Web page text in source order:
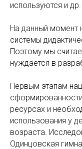
используются и др.
На данный момент
системы
Поэтому мы
нуждается в
Первым этапам
ресурсах и
использования у
возраста.
Одинцовская